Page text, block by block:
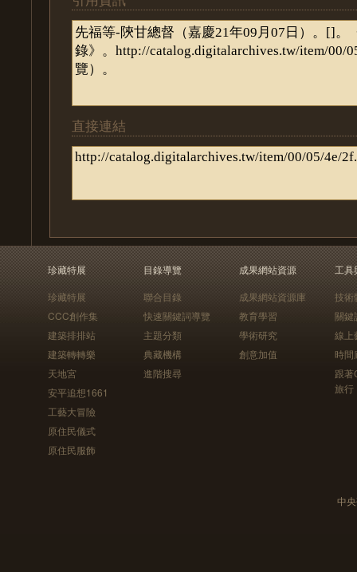
直接連結
珍藏特展
珍藏特展
CCC創作集
建築排排站
建築轉轉樂
天地宮
安平追想1661
工藝大冒險
原住民儀式
原住民服飾
目錄導覽
聯合目錄
快速關鍵詞導覽
主題分類
典藏機構
進階搜尋
成果網站資源
成果網站資源庫
教育學習
學術研究
創意加值
工具
技術
關鍵
線上
時間
跟
旅行
中